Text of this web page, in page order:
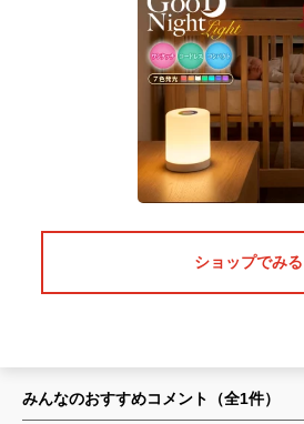
ショップでみる
みんなのおすすめコメント（全1件）